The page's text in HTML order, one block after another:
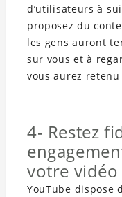
d’utilisateurs à
proposez du
les gens auront
sur vous et à
vous aurez
4- Restez
votre vidéo
YouTube dispose